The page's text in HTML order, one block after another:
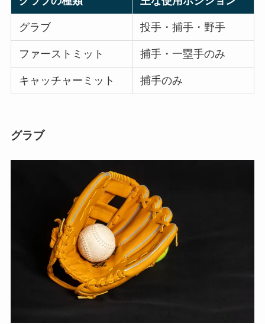
グラブ 投手・捕手・野手
ファーストミット 捕手・一塁手のみ
キャッチャーミット 捕手のみ
グラブ